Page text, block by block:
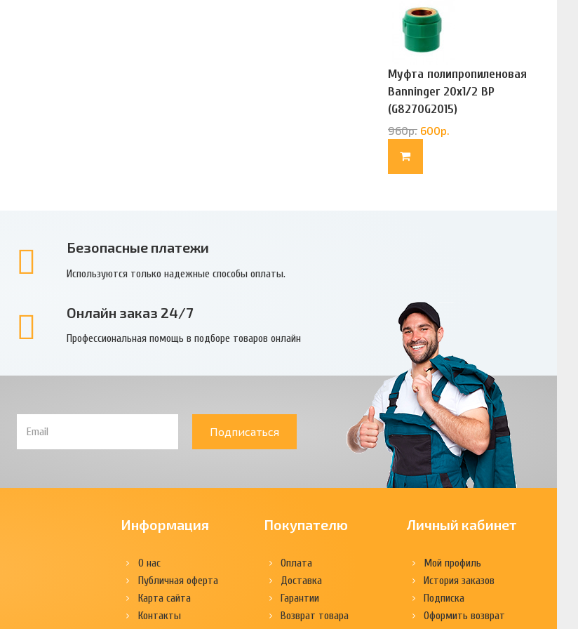
Муфта полипропиленовая
Banninger 20х1/2 ВР
(G8270G2015)
960р. 600р.
Безопасные платежи
Используются только надежные способы оплаты.
Онлайн заказ 24/7
Профессиональная помощь в подборе товаров онлайн
Подписаться
Информация
О нас
Публичная оферта
Карта сайта
Контакты
Покупателю
Оплата
Доставка
Гарантии
Возврат товара
Личный кабинет
Мой профиль
История заказов
Подписка
Оформить возврат